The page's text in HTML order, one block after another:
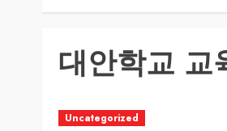
대안학교 교
Uncategorized